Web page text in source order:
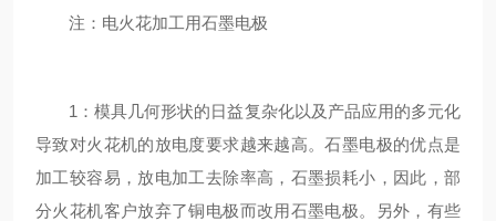
注：电火花加工用石墨电极
1：模具几何形状的日益复杂化以及产品应用的多元化
导致对火花机的放电度要求越来越高。石墨电极的优点是
加工较容易，放电加工去除率高，石墨损耗小，因此，部
分火花机客户放弃了铜电极而改用石墨电极。另外，有些